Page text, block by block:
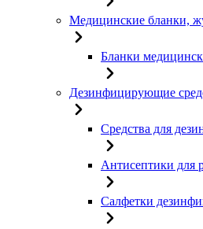
Медицинские бланки,
Бланки
Дезинфицирующие
Средства для
Антисептики для
Салфетки